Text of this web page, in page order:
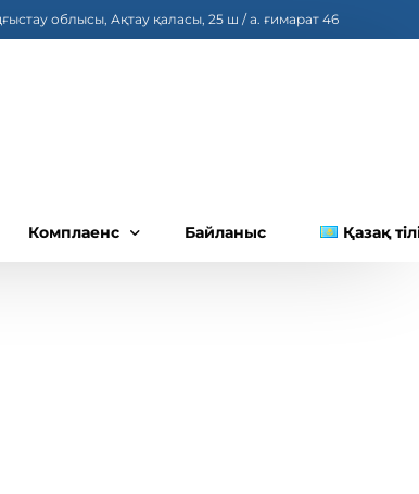
облысы, Ақтау қаласы, 25 ш / а. ғимарат 46
Комплаенс Байланыс Қазақ